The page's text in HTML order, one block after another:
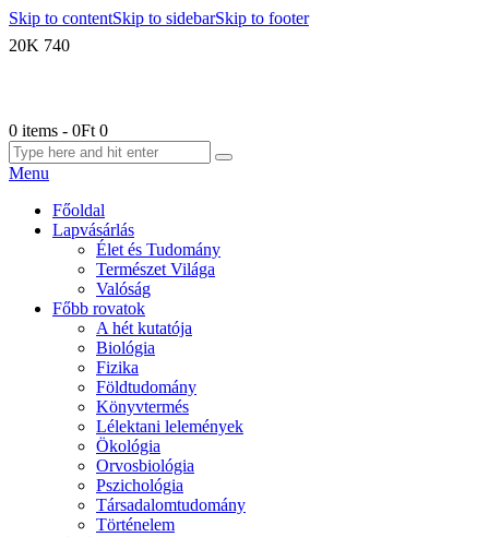
Skip to contentSkip to sidebarSkip to footer
20K 740
0 items - 0Ft 0
Menu
Főoldal
Lapvásárlás
Élet és Tudomány
Természet Világa
Valóság
Főbb rovatok
A hét kutatója
Biológia
Fizika
Földtudomány
Könyvtermés
Lélektani lelemények
Ökológia
Orvosbiológia
Pszichológia
Társadalomtudomány
Történelem